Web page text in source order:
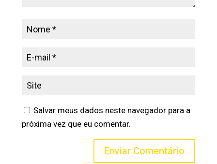
Salvar meus dados neste navegador para a
próxima vez que eu comentar.